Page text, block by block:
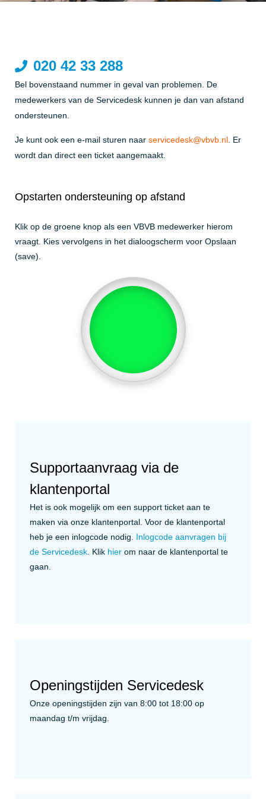
020 42 33 288
Bel bovenstaand nummer in geval van problemen. De
medewerkers van de Servicedesk kunnen je dan van afstand
ondersteunen.
Je kunt ook een e-mail sturen naar servicedesk@vbvb.nl . Er
wordt dan direct een ticket aangemaakt.
Opstarten ondersteuning op afstand
Klik op de groene knop als een VBVB medewerker hierom
vraagt. Kies vervolgens in het dialoogscherm voor Opslaan
(save).
Supportaanvraag via de
klantenportal
Het is ook mogelijk om een support ticket aan te
maken via onze klantenportal. Voor de klantenportal
heb je een inlogcode nodig. Inlogcode aanvragen bij
de Servicedesk . Klik hier om naar de klantenportal te
gaan.
Openingstijden Servicedesk
Onze openingstijden zijn van 8:00 tot 18:00 op
maandag t/m vrijdag.